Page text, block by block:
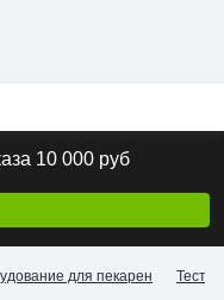
10 000 руб
для пекарен